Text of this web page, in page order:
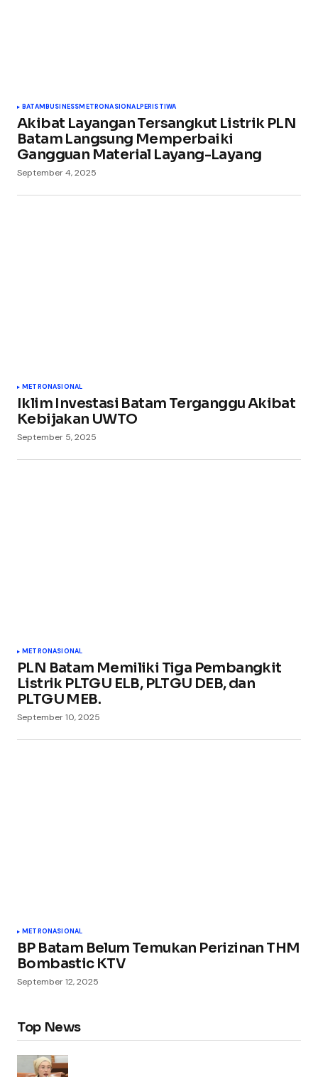
BATAM BUSINESSMETRO NASIONALPERISTIWA
Akibat Layangan Tersangkut Listrik PLN
Batam Langsung Memperbaiki
Gangguan Material Layang-Layang
September 4, 2025
METRO NASIONAL
Iklim Investasi Batam Terganggu Akibat
Kebijakan UWTO
September 5, 2025
METRO NASIONAL
PLN Batam Memiliki Tiga Pembangkit
Listrik PLTGU ELB, PLTGU DEB, dan
PLTGU MEB.
September 10, 2025
METRO NASIONAL
BP Batam Belum Temukan Perizinan THM
Bombastic KTV
September 12, 2025
Top News